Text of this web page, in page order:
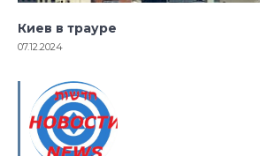
Киев в трауре
07.12.2024